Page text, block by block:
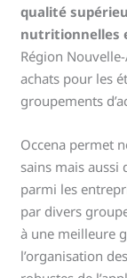
qualité
nutritionnelles
Région
achats pour les
groupements
Occena permet
sains mais aussi
parmi les
par divers
à une meilleure
l’organisation